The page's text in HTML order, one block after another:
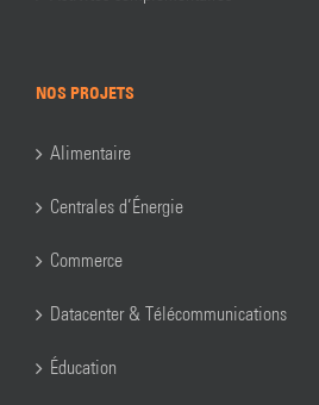
NOS PROJETS
Alimentaire
Centrales d’Énergie
Commerce
Datacenter & Télécommunications
Éducation